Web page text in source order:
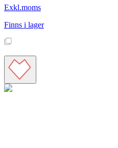
Exkl.moms
Finns i lager